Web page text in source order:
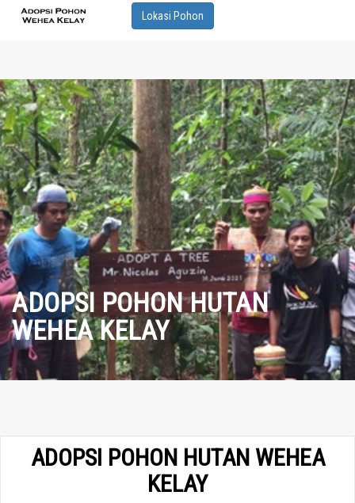
Lokasi Pohon
ADOPSI POHON HUTAN
WEHEA KELAY
ADOPSI POHON HUTAN WEHEA
KELAY